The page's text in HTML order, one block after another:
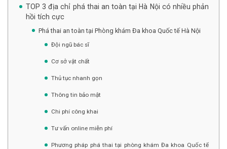
TOP 3 địa chỉ phá thai an toàn tại Hà Nội có nhiều phản
hồi tích cực
Phá thai an toàn tại Phòng khám Đa khoa Quốc tế Hà Nội
Đội ngũ bác sĩ
Cơ sở vật chất
Thủ tục nhanh gọn
Thông tin bảo mật
Chi phí công khai
Tư vấn online miễn phí
Phương pháp phá thai tại phòng khám Đa khoa Quốc tế